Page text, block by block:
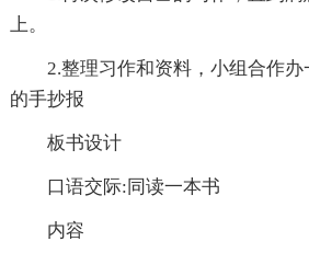
上。
2.整理习作和资料，小组合作办
的手抄报
板书设计
口语交际:同读一本书
内容